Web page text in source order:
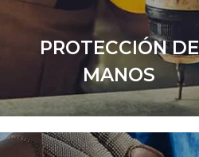
PROTECCIÓN DE
MANOS